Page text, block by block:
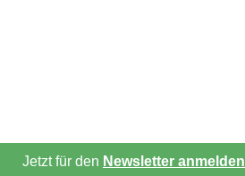
Jetzt für den Newsletter anmelden